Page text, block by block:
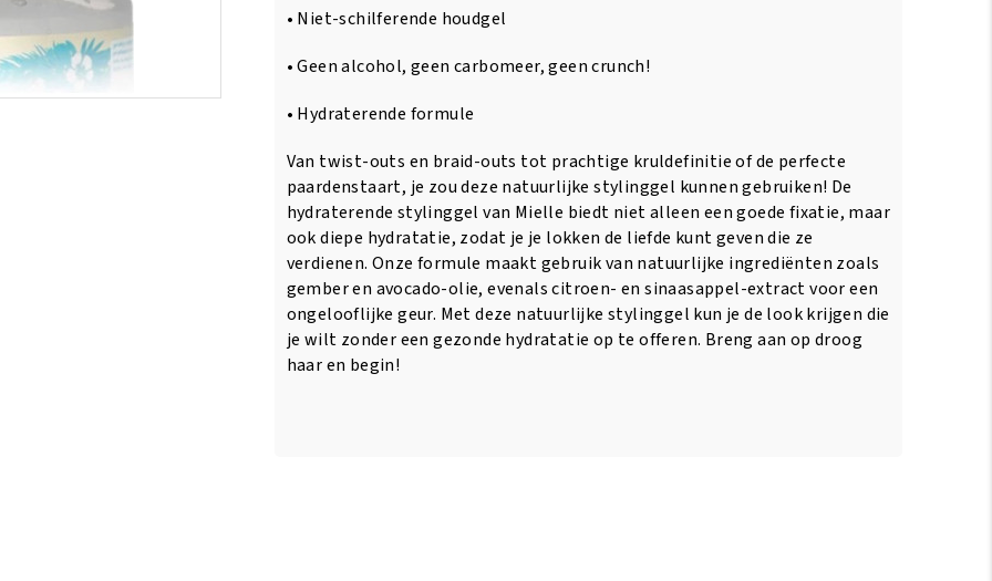
aantal
• Niet-schilferende houdgel
• Geen alcohol, geen carbomeer, geen crunch!
• Hydraterende formule
Van twist-outs en braid-outs tot prachtige kruldefinitie of de perfecte
paardenstaart, je zou deze natuurlijke stylinggel kunnen gebruiken! De
hydraterende stylinggel van Mielle biedt niet alleen een goede fixatie, maar
ook diepe hydratatie, zodat je je lokken de liefde kunt geven die ze
verdienen. Onze formule maakt gebruik van natuurlijke ingrediënten zoals
gember en avocado-olie, evenals citroen- en sinaasappel-extract voor een
ongelooflijke geur. Met deze natuurlijke stylinggel kun je de look krijgen die
je wilt zonder een gezonde hydratatie op te offeren. Breng aan op droog
haar en begin!